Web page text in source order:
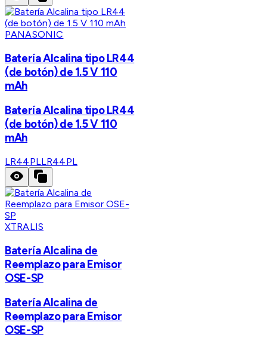
PANASONIC
Batería Alcalina tipo LR44
(de botón) de 1.5 V 110
mAh
Batería Alcalina tipo LR44
(de botón) de 1.5 V 110
mAh
LR44PLLR44PL
XTRALIS
Batería Alcalina de
Reemplazo para Emisor
OSE-SP
Batería Alcalina de
Reemplazo para Emisor
OSE-SP